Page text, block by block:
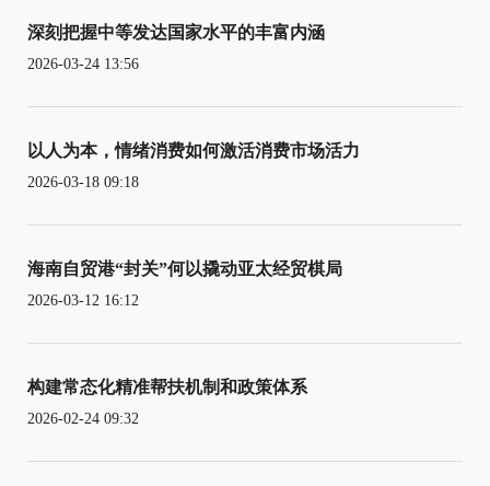
深刻把握中等发达国家水平的丰富内涵
2026-03-24 13:56
以人为本，情绪消费如何激活消费市场活力
2026-03-18 09:18
海南自贸港“封关”何以撬动亚太经贸棋局
2026-03-12 16:12
构建常态化精准帮扶机制和政策体系
2026-02-24 09:32